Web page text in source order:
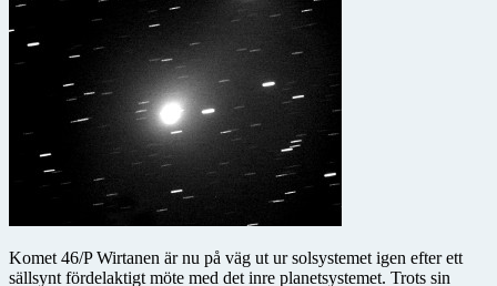
Komet 46/P Wirtanen är nu på väg ut ur solsystemet igen efter ett
sällsynt fördelaktigt möte med det inre planetsystemet. Trots sin